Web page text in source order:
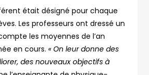
était désigné pour chaque
Les professeurs ont dressé un
les moyennes de l’an
en cours.« On leur donne des
des nouveaux objectifs à